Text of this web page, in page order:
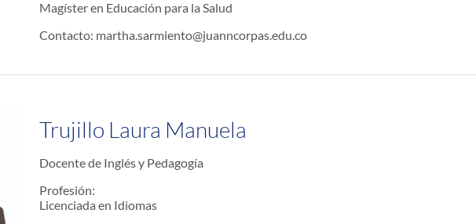
Magíster en Educación para la Salud
Contacto: martha.sarmiento@juanncorpas.edu.co
Trujillo Laura Manuela
Docente de Inglés y Pedagogía
Profesión:
Licenciada en Idiomas